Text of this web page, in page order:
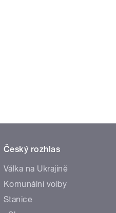
Český rozhlas
Válka na Ukrajině
Komunální volby
Stanice